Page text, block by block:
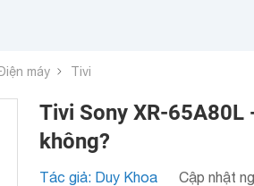
máy Tivi
Tivi Sony XR-65A80L
không?
Tác giả: Duy Khoa Cập nhật